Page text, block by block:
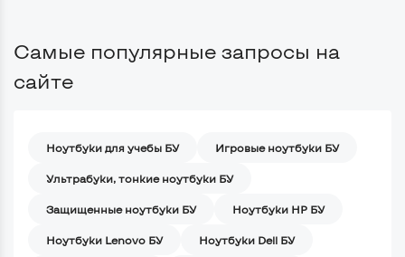
Самые популярные запросы на
сайте
Ноутбуки для учебы БУ Игровые ноутбуки БУ
Ультрабуки, тонкие ноутбуки БУ
Защищенные ноутбуки БУ Ноутбуки HP БУ
Ноутбуки Lenovo БУ Ноутбуки Dell БУ